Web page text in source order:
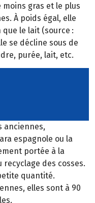
moins gras et le plus
À poids égal, elle
le lait (source :
se décline sous de
purée, lait, etc.
anciennes,
espagnole ou la
portée à la
des cosses.
quantité.
elles sont à 90